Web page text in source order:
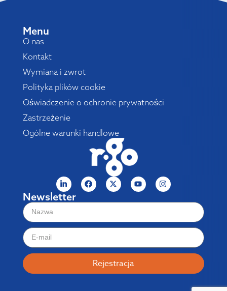
Menu
O nas
Kontakt
Wymiana i zwrot
Polityka plików cookie
Oświadczenie o ochronie prywatności
Zastrzeżenie
Ogólne warunki handlowe
Newsletter
Rejestracja